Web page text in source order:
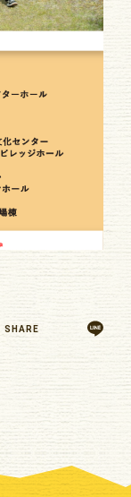
SHARE